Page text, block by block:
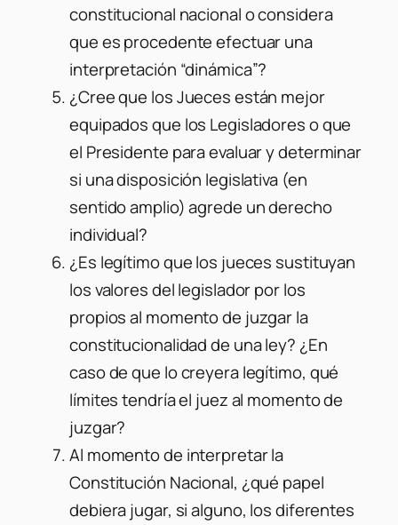
constitucional nacional o considera
que es procedente efectuar una
interpretación “dinámica”?
¿Cree que los Jueces están mejor
equipados que los Legisladores o que
el Presidente para evaluar y determinar
si una disposición legislativa (en
sentido amplio) agrede un derecho
individual?
¿Es legítimo que los jueces sustituyan
los valores del legislador por los
propios al momento de juzgar la
constitucionalidad de una ley? ¿En
caso de que lo creyera legítimo, qué
límites tendría el juez al momento de
juzgar?
Al momento de interpretar la
Constitución Nacional, ¿qué papel
debiera jugar, si alguno, los diferentes